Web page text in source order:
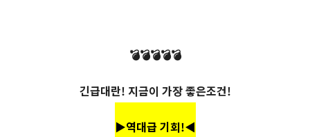
💣💣💣💣💣
긴급대란! 지금이 가장 좋은조건!
▶역대급 기회!◀